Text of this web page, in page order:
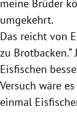
meine Brüder
umgekehrt.
Das reicht von
zu
Eisfischen
Versuch wäre
einmal